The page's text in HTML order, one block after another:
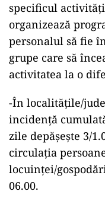
specificul
organizează
personalul să fie
grupe care să
activitatea la o
-În localităţile/
incidenţă
zile depăşeşte 3/
circulaţia
locuinţei/
06.00.